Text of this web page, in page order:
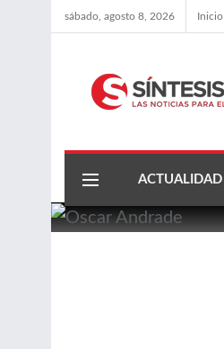
sábado, agosto 8, 2026 Inicio
ACTUALIDAD